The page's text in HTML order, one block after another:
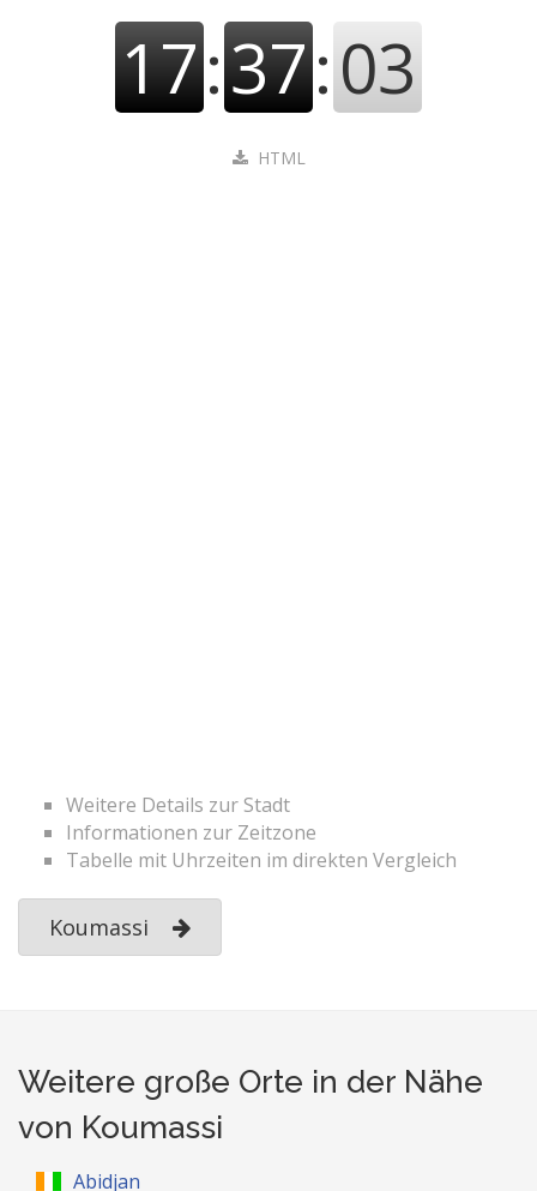
17:37:03
HTML
Weitere Details zur Stadt
Informationen zur Zeitzone
Tabelle mit Uhrzeiten im direkten Vergleich
Koumassi
Weitere große Orte in der Nähe
von Koumassi
Abidjan